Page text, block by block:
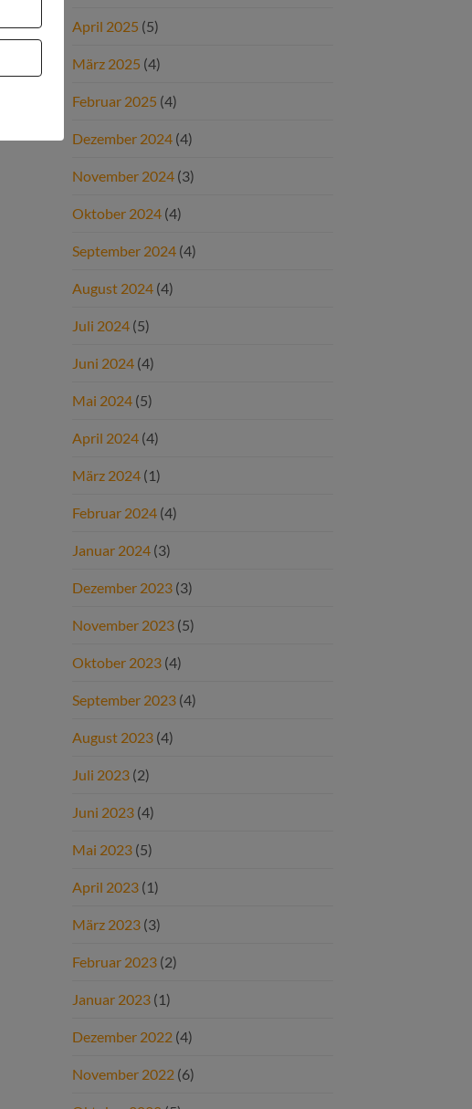
April 2025 (5)
März 2025 (4)
Februar 2025 (4)
Dezember 2024 (4)
November 2024 (3)
Oktober 2024 (4)
September 2024 (4)
August 2024 (4)
Juli 2024 (5)
Juni 2024 (4)
Mai 2024 (5)
April 2024 (4)
März 2024 (1)
Februar 2024 (4)
Januar 2024 (3)
Dezember 2023 (3)
November 2023 (5)
Oktober 2023 (4)
September 2023 (4)
August 2023 (4)
Juli 2023 (2)
Juni 2023 (4)
Mai 2023 (5)
April 2023 (1)
März 2023 (3)
Februar 2023 (2)
Januar 2023 (1)
Dezember 2022 (4)
November 2022 (6)